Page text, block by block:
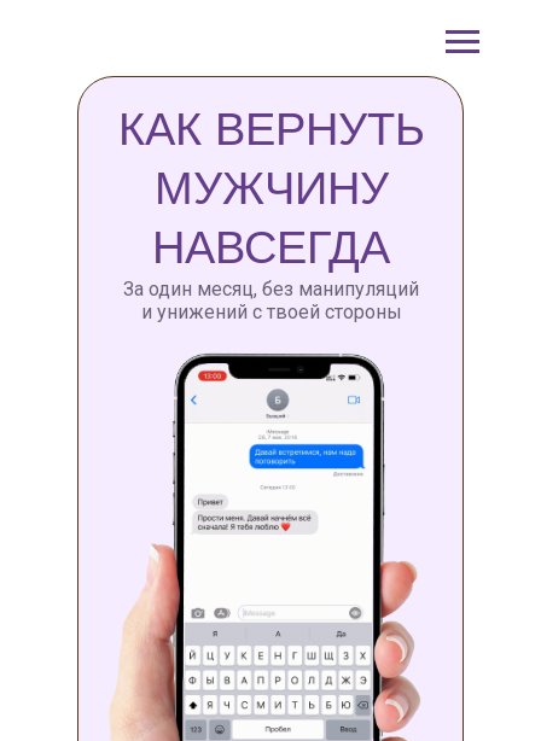
КАК ВЕРНУТЬ
МУЖЧИНУ
НАВСЕГДА
За один месяц, без манипуляций
и унижений с твоей стороны